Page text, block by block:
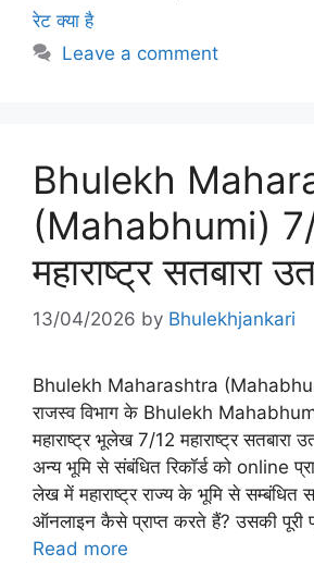
रेट क्या है
Leave a comment
Bhulekh
(Mahabhumi)
महाराष्ट्र सतबारा
13/04/2026 by Bhulekhjankari
Bhulekh Maharashtra
राजस्व विभाग के Bhulekh
महाराष्ट्र भूलेख 7/12 महाराष्ट्र सतबारा
अन्य भूमि से संबंधित रिकॉर्ड को online
लेख में महाराष्ट्र राज्य के भूमि से सम्बंधित
ऑनलाइन कैसे प्राप्त करते हैं? उसकी पूरी
Read more